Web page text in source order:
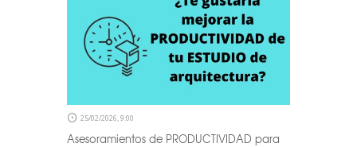
25/02/2026, 9:00
Asesoramientos de PRODUCTIVIDAD para